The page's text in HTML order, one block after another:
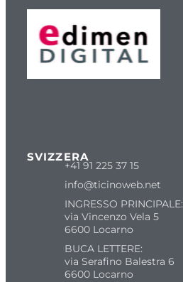
SVIZZERA
+41 91 225 37 15
info@ticinoweb.net
INGRESSO PRINCIPALE:
via Vincenzo Vela 5
6600 Locarno
BUCA LETTERE:
via Serafino Balestra 6
6600 Locarno